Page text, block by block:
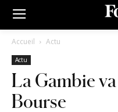
Accueil Actu
Actu
La Gambie
Bourse